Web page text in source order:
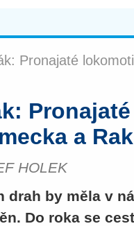
Pronajaté
a
HOLEK
drah by měla v
Do roka se